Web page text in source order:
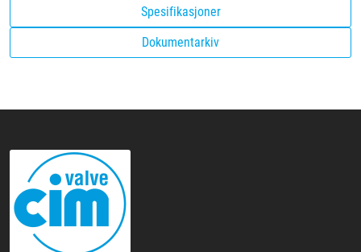
Spesifikasjoner
Dokumentarkiv
Salgsbetingelser